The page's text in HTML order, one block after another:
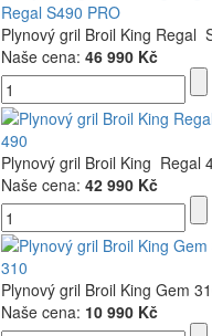
Regal S490 PRO
Plynový gril Broil King Regal
Naše cena: 46 990 Kč
490
Plynový gril Broil King Regal
Naše cena: 42 990 Kč
310
Plynový gril Broil King Gem
Naše cena: 10 990 Kč